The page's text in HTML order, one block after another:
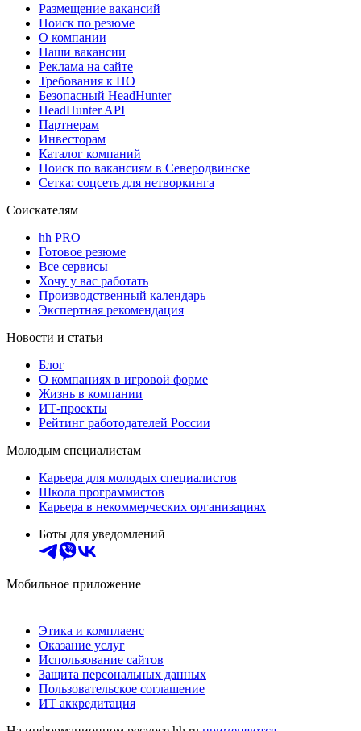
Размещение вакансий
Поиск по резюме
О компании
Наши вакансии
Реклама на сайте
Требования к ПО
Безопасный HeadHunter
HeadHunter API
Партнерам
Инвесторам
Каталог компаний
Поиск по вакансиям в Северодвинске
Сетка: соцсеть для нетворкинга
Соискателям
hh PRO
Готовое резюме
Все сервисы
Хочу у вас работать
Производственный календарь
Экспертная рекомендация
Новости и статьи
Блог
О компаниях в игровой форме
Жизнь в компании
ИТ-проекты
Рейтинг работодателей России
Молодым специалистам
Карьера для молодых специалистов
Школа программистов
Карьера в некоммерческих организациях
Боты для уведомлений
Мобильное приложение
Этика и комплаенс
Оказание услуг
Использование сайтов
Защита персональных данных
Пользовательское соглашение
ИТ аккредитация